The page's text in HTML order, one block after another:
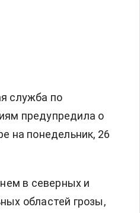
служба по
предупредила о
на понедельник, 26
в северных и
областей грозы,